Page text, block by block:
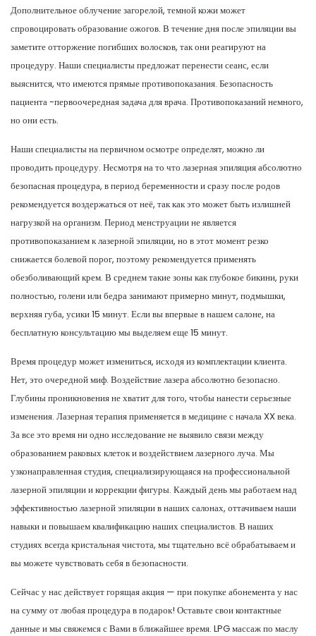
Дополнительное облучение загорелой, темной кожи может
спровоцировать образование ожогов. В течение дня после эпиляции вы
заметите отторжение погибших волосков, так они реагируют на
процедуру. Наши специалисты предложат перенести сеанс, если
выяснится, что имеются прямые противопоказания. Безопасность
пациента -первоочередная задача для врача. Противопоказаний немного,
но они есть.
Наши специалисты на первичном осмотре определят, можно ли
проводить процедуру. Несмотря на то что лазерная эпиляция абсолютно
безопасная процедура, в период беременности и сразу после родов
рекомендуется воздержаться от неё, так как это может быть излишней
нагрузкой на организм. Период менструации не является
противопоказанием к лазерной эпиляции, но в этот момент резко
снижается болевой порог, поэтому рекомендуется применять
обезболивающий крем. В среднем такие зоны как глубокое бикини, руки
полностью, голени или бедра занимают примерно минут, подмышки,
верхняя губа, усики 15 минут. Если вы впервые в нашем салоне, на
бесплатную консультацию мы выделяем еще 15 минут.
Время процедур может измениться, исходя из комплектации клиента.
Нет, это очередной миф. Воздействие лазера абсолютно безопасно.
Глубины проникновения не хватит для того, чтобы нанести серьезные
изменения. Лазерная терапия применяется в медицине с начала XX века.
За все это время ни одно исследование не выявило связи между
образованием раковых клеток и воздействием лазерного луча. Мы
узконаправленная студия, специализирующаяся на профессиональной
лазерной эпиляции и коррекции фигуры. Каждый день мы работаем над
эффективностью лазерной эпиляции в наших салонах, оттачиваем наши
навыки и повышаем квалификацию наших специалистов. В наших
студиях всегда кристальная чистота, мы тщательно всё обрабатываем и
вы можете чувствовать себя в безопасности.
Сейчас у нас действует горящая акция — при покупке абонемента у нас
на сумму от любая процедура в подарок! Оставьте свои контактные
данные и мы свяжемся с Вами в ближайшее время. LPG массаж по маслу